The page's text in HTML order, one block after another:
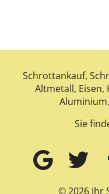
Schrottankauf,
Altmetall, Eisen,
Sie
© 2026 Ihr